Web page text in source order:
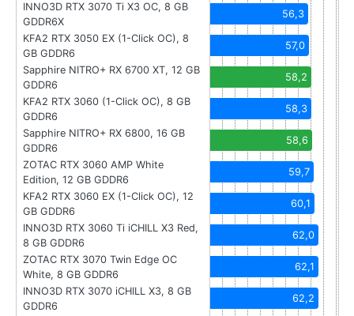
INNO3D RTX 3070 Ti X3 OC, 8 GB
GDDR6X
56,3
KFA2 RTX 3050 EX (1-Click OC), 8
GB GDDR6
57,0
Sapphire NITRO+ RX 6700 XT, 12 GB
GDDR6
58,2
KFA2 RTX 3060 (1-Click OC), 8 GB
GDDR6
58,3
Sapphire NITRO+ RX 6800, 16 GB
GDDR6
58,6
ZOTAC RTX 3060 AMP White
Edition, 12 GB GDDR6
59,7
KFA2 RTX 3060 EX (1-Click OC), 12
GB GDDR6
60,1
INNO3D RTX 3060 Ti iCHILL X3 Red,
8 GB GDDR6
62,0
ZOTAC RTX 3070 Twin Edge OC
White, 8 GB GDDR6
62,1
INNO3D RTX 3070 iCHILL X3, 8 GB
GDDR6
62,2